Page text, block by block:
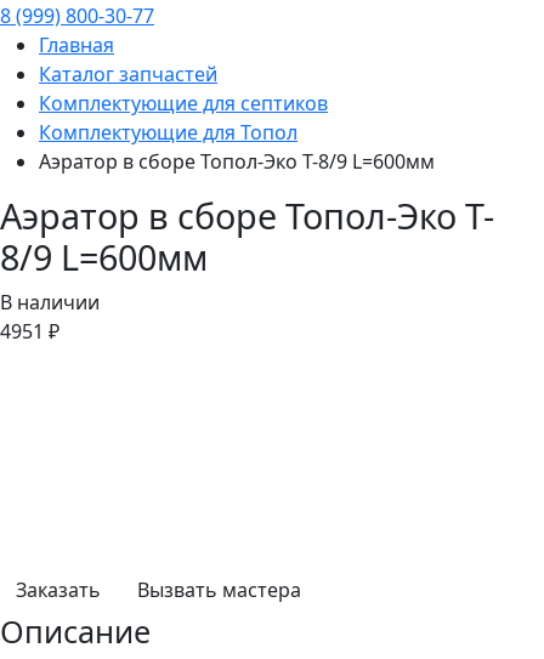
8 (999) 800-30-77
Главная
Каталог запчастей
Комплектующие для септиков
Комплектующие для Топол
Аэратор в сборе Топол-Эко T-8/9 L=600мм
Аэратор в сборе Топол-Эко T-
8/9 L=600мм
В наличии
4951 ₽
Заказать Вызвать мастера
Описание